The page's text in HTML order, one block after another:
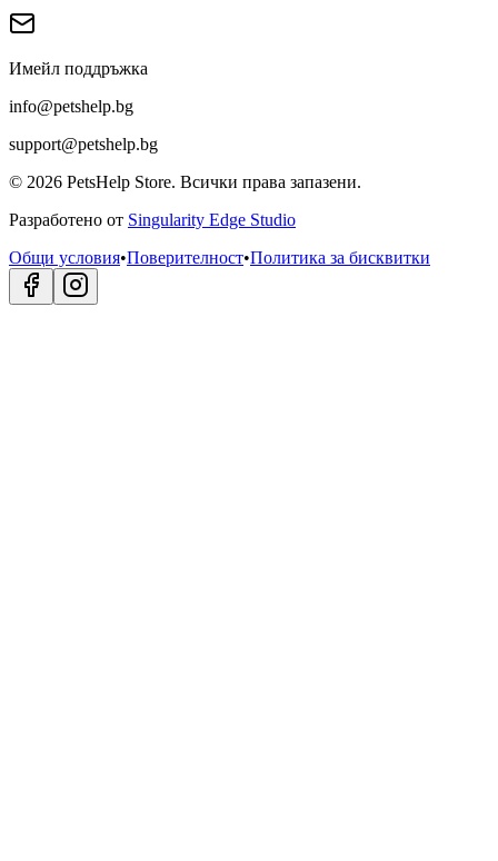
Имейл поддръжка
info@petshelp.bg
support@petshelp.bg
© 2026 PetsHelp Store. Всички права запазени.
Разработено от Singularity Edge Studio
Общи условия•Поверителност•Политика за бисквитки